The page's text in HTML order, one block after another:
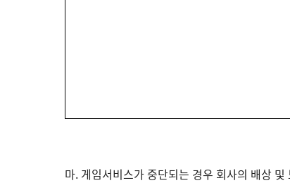
마. 게임서비스가 중단되는 경우 회사의 배상